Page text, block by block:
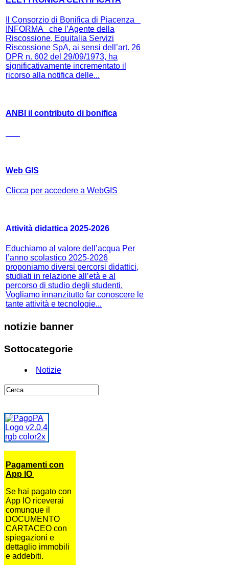
Il Consorzio di Bonifica di Piacenza
INFORMA che l’Agente della
Riscossione, Equitalia Servizi
Riscossione SpA, ai sensi dell’art. 26
DPR n. 602 del 29/09/1973, ha
significativamente incrementato il
ricorso alla notifica delle...
ANBI il contributo di bonifica
Web GIS
Clicca per accedere a WebGIS
Attività didattica 2025-2026
Educhiamo al valore dell’acqua Per
l’anno scolastico 2025-2026
proponiamo diversi percorsi didattici,
studiati in relazione all’età e al
percorso di studio degli studenti.
Vogliamo innanzitutto far conoscere le
tante attività e tecnologie...
notizie banner
Sottocategorie
Notizie
Pagamenti con
App IO
Se hai pagato con
App IO riceverai
comunque il
DOCUMENTO
CARTACEO con
spiegazioni e
dettaglio immobili
e addebiti.